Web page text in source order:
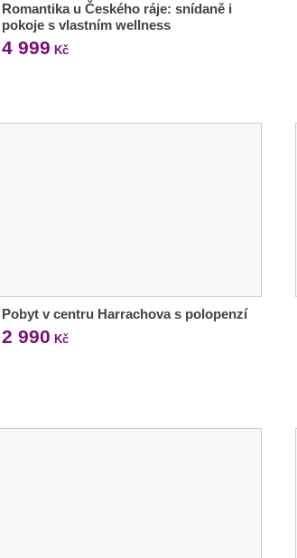
Romantika u Českého ráje: snídaně i
pokoje s vlastním wellness
4 999 Kč
Pobyt v centru Harrachova s polopenzí
2 990 Kč